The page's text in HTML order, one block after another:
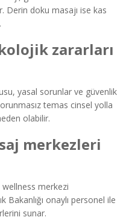
Derin doku masajı ise kas
zararları
yasal sorunlar ve güvenlik
temas cinsel yolla
olabilir.
merkezleri
merkezi
Bakanlığı onaylı personel ile
sunar.